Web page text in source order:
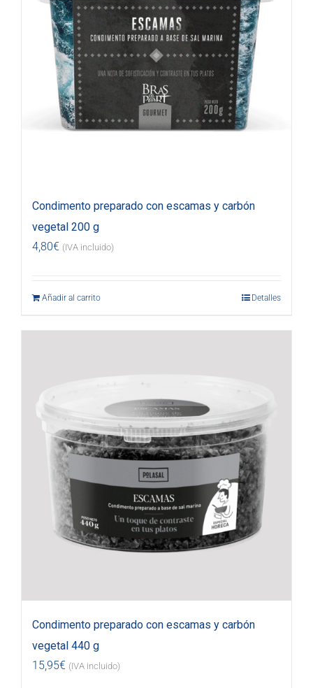
Condimento preparado con escamas y carbón
vegetal 200 g
4,80€ (IVA incluido)
Añadir al carrito Detalles
Condimento preparado con escamas y carbón
vegetal 440 g
15,95€ (IVA incluido)